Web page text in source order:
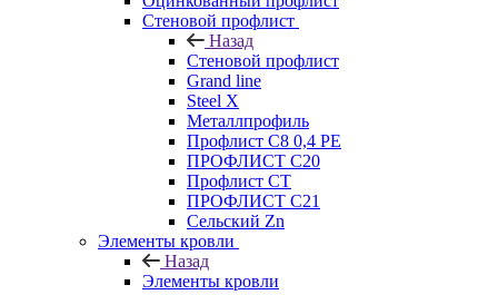
Стеновой профлист
Назад
Стеновой профлист
Grand line
Steel X
Металлпрофиль
Профлист С8 0,4 РЕ
ПРОФЛИСТ С20
Профлист СТ
ПРОФЛИСТ С21
Сельский Zn
Элементы кровли
Назад
Элементы кровли